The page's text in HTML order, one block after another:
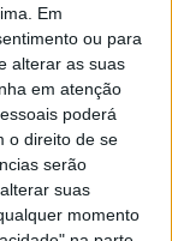
Em
ou para
alterar as suas
em atenção
poderá
o direito de se
serão
suas
momento
Diária – 96.8
Liga 2